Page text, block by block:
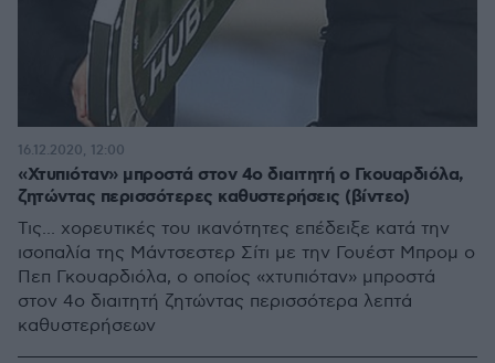
«Χτυπιόταν» μπροστά στον 4ο διαιτητή ο Γκουαρδιόλα,
ζητώντας περισσότερες καθυστερήσεις (βίντεο)
Τις... χορευτικές του ικανότητες επέδειξε κατά την
ισοπαλία της Μάντσεστερ Σίτι με την Γουέστ Μπρομ ο
Πεπ Γκουαρδιόλα, ο οποίος «χτυπιόταν» μπροστά
στον 4ο διαιτητή ζητώντας περισσότερα λεπτά
καθυστερήσεων
16.12.2020, 12:00